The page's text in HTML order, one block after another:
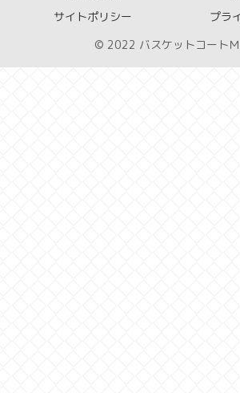
サイトポリシー
プラ
© 2022 バスケットコート